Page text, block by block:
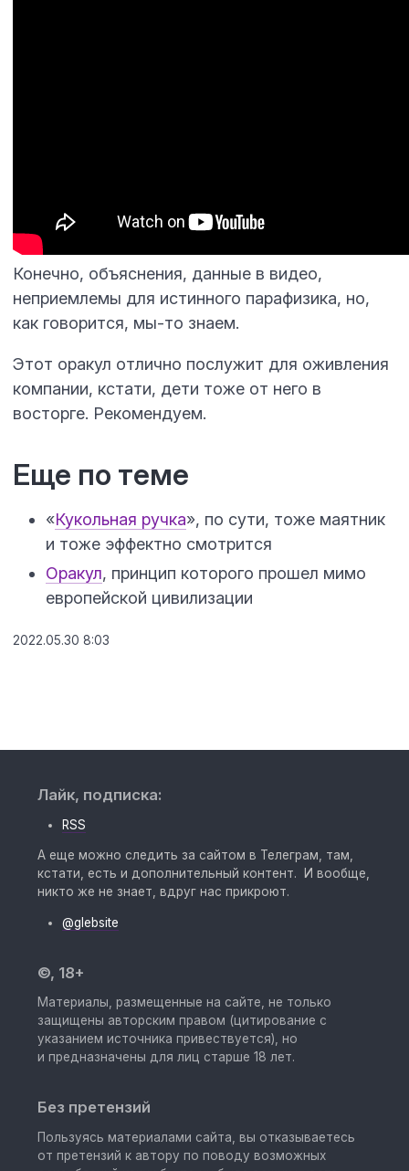
Конечно, объяснения, данные в видео,
неприемлемы для истинного парафизика, но,
как говорится, мы-то знаем.
Этот оракул отлично послужит для оживления
компании, кстати, дети тоже от него в
восторге. Рекомендуем.
Еще по теме
«Кукольная ручка», по сути, тоже маятник
и тоже эффектно смотрится
Оракул, принцип которого прошел мимо
европейской цивилизации
2022.05.30 8:03
Лайк, подписка:
RSS
А еще можно следить за сайтом в Телеграм, там,
кстати, есть и дополнительный контент. И вообще,
никто же не знает, вдруг нас прикроют.
@glebsite
©, 18+
Материалы, размещенные на сайте, не только
защищены авторским правом (цитирование с
указанием источника привествуется), но
и предназначены для лиц старше 18 лет.
Без претензий
Пользуясь материалами сайта, вы отказываетесь
от претензий к автору по поводу возможных